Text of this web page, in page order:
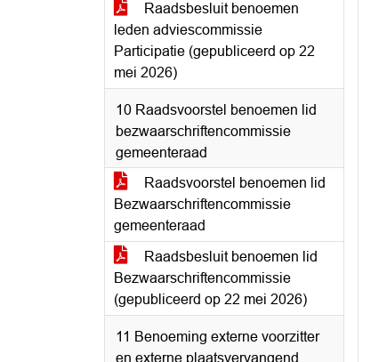
Raadsbesluit benoemen
leden adviescommissie
Participatie (gepubliceerd op 22
mei 2026)
10 Raadsvoorstel benoemen lid
bezwaarschriftencommissie
gemeenteraad
Raadsvoorstel benoemen lid
Bezwaarschriftencommissie
gemeenteraad
Raadsbesluit benoemen lid
Bezwaarschriftencommissie
(gepubliceerd op 22 mei 2026)
11 Benoeming externe voorzitter
en externe plaatsvervangend